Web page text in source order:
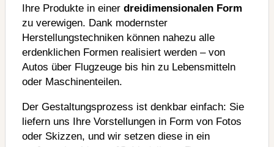
Ihre Produkte in einer dreidimensionalen Form
zu verewigen. Dank modernster
Herstellungstechniken können nahezu alle
erdenklichen Formen realisiert werden – von
Autos über Flugzeuge bis hin zu Lebensmitteln
oder Maschinenteilen.
Der Gestaltungsprozess ist denkbar einfach: Sie
liefern uns Ihre Vorstellungen in Form von Fotos
oder Skizzen, und wir setzen diese in ein